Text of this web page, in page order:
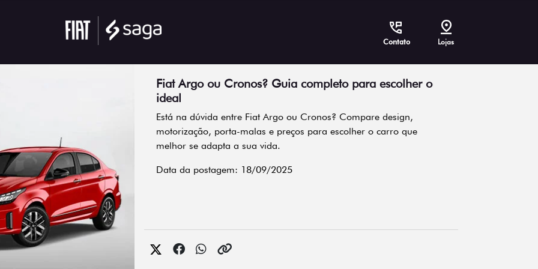
Contato Lojas
Fiat Argo ou Cronos? Guia completo para escolher o
ideal
Está na dúvida entre Fiat Argo ou Cronos? Compare design,
motorização, porta-malas e preços para escolher o carro que
melhor se adapta a sua vida.
Data da postagem: 18/09/2025